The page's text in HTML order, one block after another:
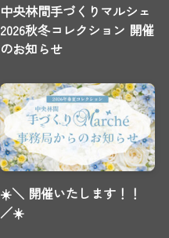
中央林間手づくりマルシェ
2026秋冬コレクション 開催
のお知らせ
☀️＼ 開催いたします！！
／☀️